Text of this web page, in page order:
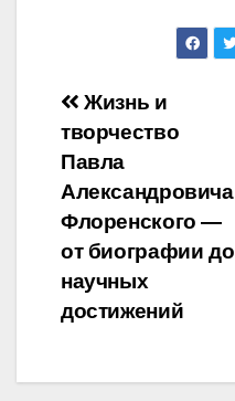
Навигация
по
записям
Жизнь и
творчество
Павла
Александровича
Флоренского —
от биографии до
научных
достижений